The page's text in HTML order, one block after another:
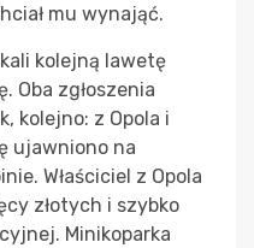
mu wynająć.
kolejną lawetę
Oba zgłoszenia
kolejno: z Opola i
ujawniono na
Właściciel z Opola
złotych i szybko
Minikoparka